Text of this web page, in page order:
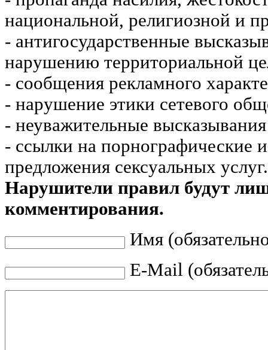
национальной, религиозной и
- антигосударственные
нарушению территориальной
- сообщения рекламного
- нарушение этики сетевого
- неуважительные
- ссылки на порнографические
предложения сексуальных услуг.
Нарушители правил будут
комментирования.
Имя
E-Mail